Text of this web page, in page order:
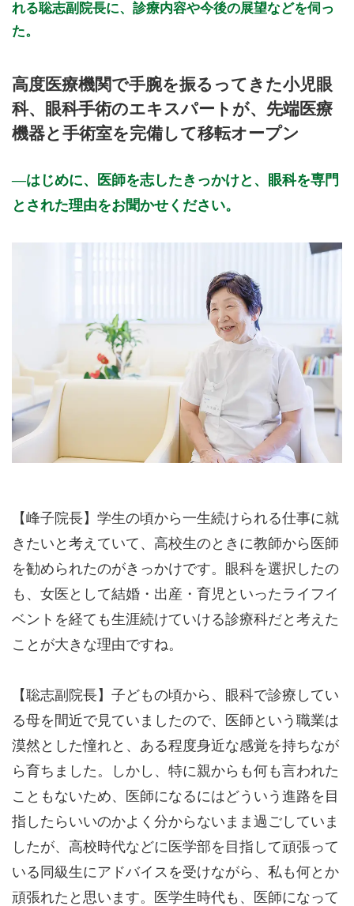
れる聡志副院長に、診療内容や今後の展望などを伺っ
た。
高度医療機関で手腕を振るってきた小児眼
科、眼科手術のエキスパートが、先端医療
機器と手術室を完備して移転オープン
はじめに、医師を志したきっかけと、眼科を専門
とされた理由をお聞かせください。
【峰子院長】学生の頃から一生続けられる仕事に就
きたいと考えていて、高校生のときに教師から医師
を勧められたのがきっかけです。眼科を選択したの
も、女医として結婚・出産・育児といったライフイ
ベントを経ても生涯続けていける診療科だと考えた
ことが大きな理由ですね。
【聡志副院長】子どもの頃から、眼科で診療してい
る母を間近で見ていましたので、医師という職業は
漠然とした憧れと、ある程度身近な感覚を持ちなが
ら育ちました。しかし、特に親からも何も言われた
こともないため、医師になるにはどういう進路を目
指したらいいのかよく分からないまま過ごしていま
したが、高校時代などに医学部を目指して頑張って
いる同級生にアドバイスを受けながら、私も何とか
頑張れたと思います。医学生時代も、医師になって